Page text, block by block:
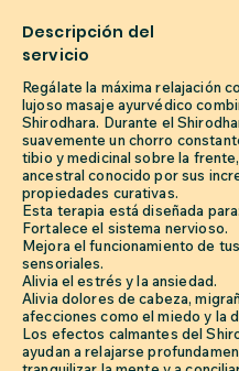
Descripción del
servicio
Regálate la máxima relajación
lujoso masaje ayurvédico
Shirodhara. Durante el
suavemente un chorro
tibio y medicinal sobre la
ancestral conocido por sus
propiedades curativas.
Esta terapia está diseñada para:
Fortalece el sistema nervioso.
Mejora el funcionamiento de
sensoriales.
Alivia el estrés y la ansiedad.
Alivia dolores de cabeza,
afecciones como el miedo y la
Los efectos calmantes del
ayudan a relajarse